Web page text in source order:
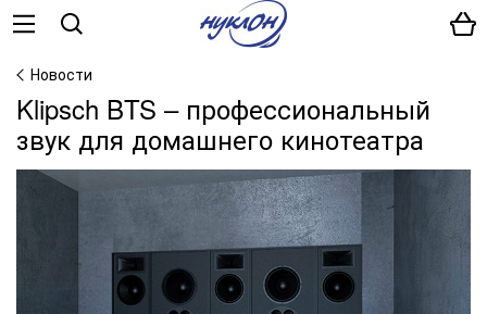
Новости
Klipsch BTS – профессиональный
звук для домашнего кинотеатра